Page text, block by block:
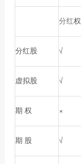
分红权
分红股 √
虚拟股 √
期 权 ×
期 股 √